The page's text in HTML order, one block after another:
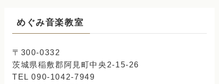
めぐみ音楽教室
〒300-0332
茨城県稲敷郡阿見町中央2-15-26
TEL 090-1042-7949